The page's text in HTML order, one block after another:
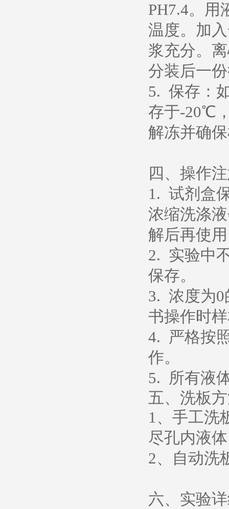
PH7.4。
温度。加
浆充分。
分装后一
5. 保存：
存于-20℃
解冻并确
四、操作
1. 试剂盒
浓缩洗涤
解后再使
2. 实验中
保存。
3. 浓度为0
书操作时
4. 严格按
作。
5. 所有液
五、洗板
1、手工洗
尽孔内液
2、自动洗
六、实验